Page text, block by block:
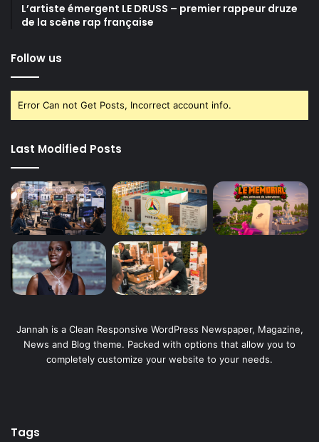
L’artiste émergent LE DRUSS – premier rappeur druze
de la scène rap française
Follow us
Error Can not Get Posts, Incorrect account info.
Last Modified Posts
Jannah is a Clean Responsive WordPress Newspaper, Magazine,
News and Blog theme. Packed with options that allow you to
completely customize your website to your needs.
Tags